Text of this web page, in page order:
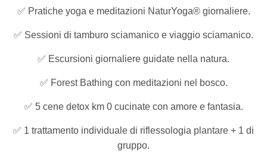
✅ Pratiche yoga e meditazioni NaturYoga® giornaliere.
✅ Sessioni di tamburo sciamanico e viaggio sciamanico.
✅ Escursioni giornaliere guidate nella natura.
✅ Forest Bathing con meditazioni nel bosco.
✅ 5 cene detox km 0 cucinate con amore e fantasia.
✅ 1 trattamento individuale di riflessologia plantare + 1 di
gruppo.